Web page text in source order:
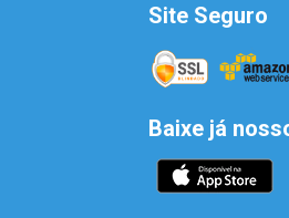
Site Seguro
Baixe já